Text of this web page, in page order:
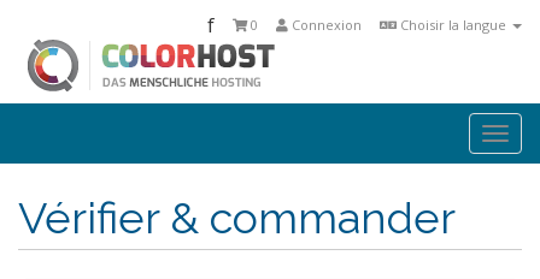
f Choisir la langue
Connexion
0
Vérifier & commander